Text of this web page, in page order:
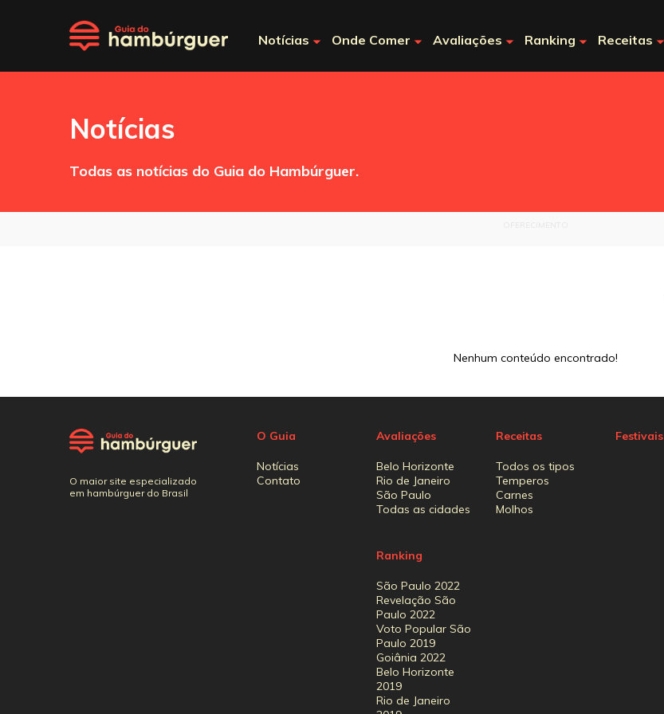
Notícias Onde Comer Avaliações Ranking Receitas
Notícias
Todas as notícias do Guia do Hambúrguer.
Nenhum conteúdo encontrado!
O maior site especializado
em hambúrguer do Brasil
O Guia
Notícias
Contato
Avaliações
Belo Horizonte
Rio de Janeiro
São Paulo
Todas as cidades
Ranking
São Paulo 2022
Revelação São
Paulo 2022
Voto Popular São
Paulo 2019
Goiânia 2022
Belo Horizonte
2019
Rio de Janeiro
Receitas
Todos os tipos
Temperos
Carnes
Molhos
Festivais